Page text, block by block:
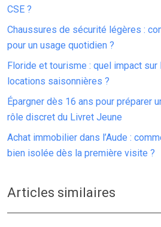
CSE ?
Chaussures de sécurité légères :
pour un usage quotidien ?
Floride et tourisme : quel impact
locations saisonnières ?
Épargner dès 16 ans pour préparer
rôle discret du Livret Jeune
Achat immobilier dans l’Aude :
bien isolée dès la première visite ?
Articles similaires